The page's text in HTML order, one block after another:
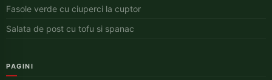
Fasole verde cu ciuperci la cuptor
Salata de post cu tofu si spanac
PAGINI